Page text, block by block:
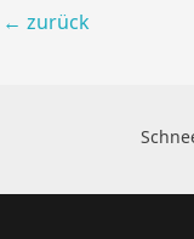
← zurück